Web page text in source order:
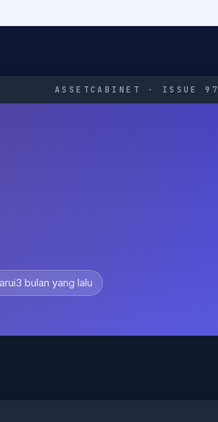
ASSETCABINET · ISSUE 97
3 bulan yang lalu